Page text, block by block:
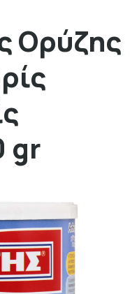
Ορύζης
gr